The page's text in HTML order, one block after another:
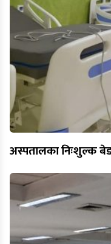
अस्पतालका निःशुल्क